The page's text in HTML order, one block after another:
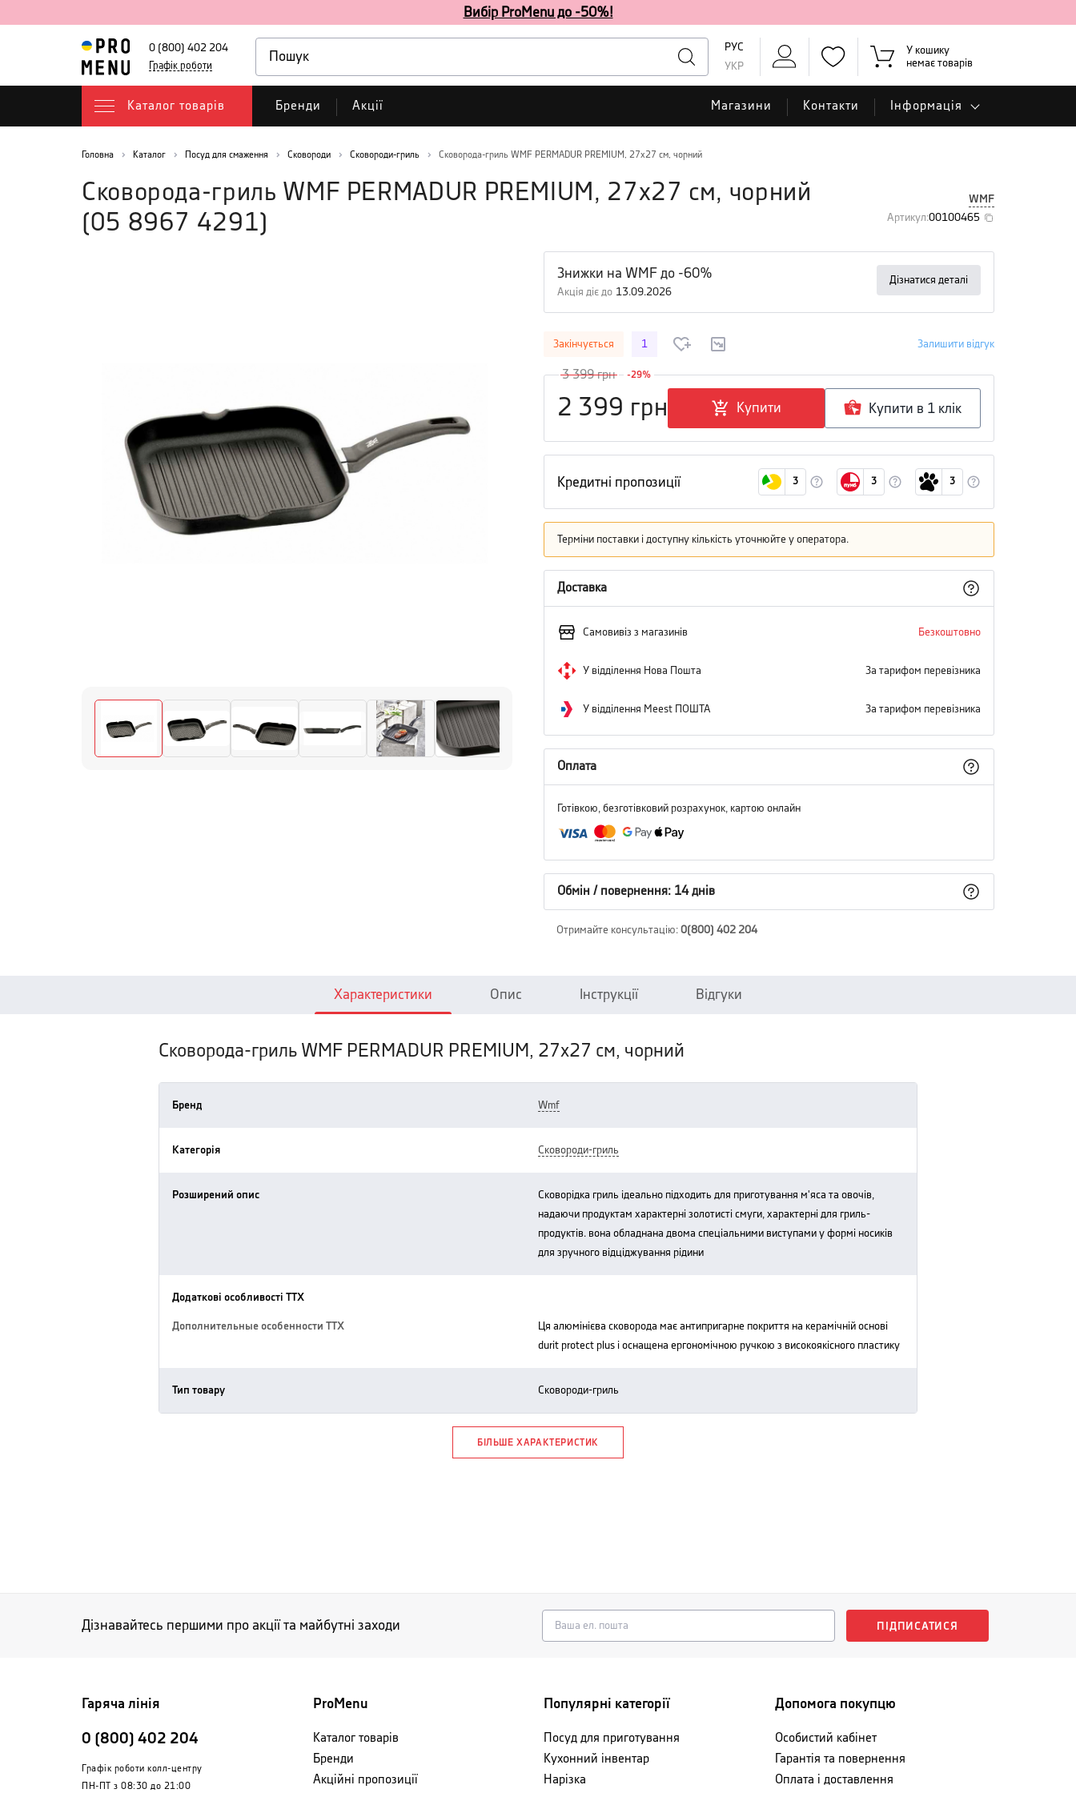
Вибір ProMenu до -50%!
0 (800) 402 204
Графік роботи
РУС
УКР
У кошику
немає товарів
Каталог товарів Бренди Акції Магазини Контакти Інформація
Головна Каталог Посуд для смаження Сковороди Сковороди-гриль Сковорода-гриль WMF PERMADUR PREMIUM, 27х27 см, чорний
Сковорода-гриль WMF PERMADUR PREMIUM, 27х27 см, чорний
(05 8967 4291)
WMF
Артикул:00100465
Знижки на WMF до -60%
Акція діє до 13.09.2026
Дізнатися деталі
Закінчується 1 Залишити відгук
3 399грн -29%
2 399 грн Купити Купити в 1 клiк
Кредитні пропозиції 3 3 3
Терміни поставки і доступну кількість уточнюйте у оператора.
Доставка
Самовивіз з магазинів Безкоштовно
У відділення Нова Пошта За тарифом перевізника
У відділення Meest ПОШТА За тарифом перевізника
Оплата
Готівкою, безготівковий розрахунок, картою онлайн
Обмін / повернення: 14 днів
Отримайте консультацію: 0(800) 402 204
Характеристики Опис Інструкції Відгуки
Сковорода-гриль WMF PERMADUR PREMIUM, 27х27 см, чорний
Бренд wmf
Категорія сковороди-гриль
Розширений опис
сковорідка гриль ідеально підходить для приготування м'яса та овочів,
надаючи продуктам характерні золотисті смуги, характерні для гриль-
продуктів. вона обладнана двома спеціальними виступами у формі носиків
для зручного відціджування рідини
Додаткові особливості ТТХ
Дополнительные особенности ТТХ
ця алюмінієва сковорода має антипригарне покриття на керамічній основі
durit protect plus і оснащена ергономічною ручкою з високоякісного пластику
Тип товару сковороди-гриль
БІЛЬШЕ ХАРАКТЕРИСТИК
Дізнавайтесь першими про акції та майбутні заходи ПІДПИСАТИСЯ
Гаряча лінія
0 (800) 402 204
Графік роботи колл-центру
ПН-ПТ з 08:30 до 21:00
ProMenu
Каталог товарів
Бренди
Акційні пропозиції
Популярні категорії
Посуд для приготування
Кухонний інвентар
Нарізка
Допомога покупцю
Особистий кабінет
Гарантія та повернення
Оплата і доставлення